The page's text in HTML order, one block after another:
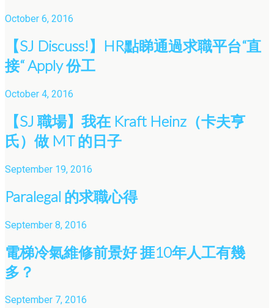
October 6, 2016
【SJ Discuss!】HR點睇通過求職平台“直
接“ Apply 份工
October 4, 2016
【SJ 職場】我在 Kraft Heinz（卡夫亨
氏）做 MT 的日子
September 19, 2016
Paralegal 的求職心得
September 8, 2016
電梯冷氣維修前景好 捱10年人工有幾
多？
September 7, 2016